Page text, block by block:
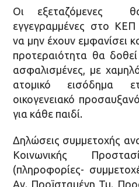
Οι εξεταζόμενες
εγγεγραμμένες στο
να μην έχουν εμφανίσει
προτεραιότητα θα
ασφαλισμένες, με
ατομικό εισόδημα
οικογενειακό
για κάθε παιδί.
Δηλώσεις συμμετοχής
Κοινωνικής
(πληροφορίες-
Αν. Προϊσταμένη Τμ.